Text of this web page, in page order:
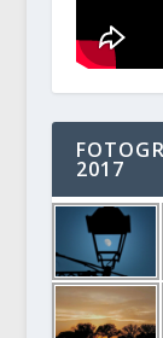
2017